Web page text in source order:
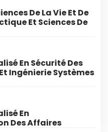
De La Vie Et De
Et Sciences De
En Sécurité Des
Ingénierie Systèmes
En
Des Affaires